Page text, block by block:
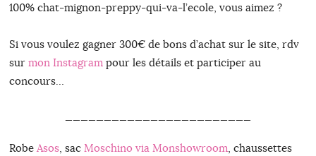
100% chat-mignon-preppy-qui-va-l’ecole, vous aimez ?
Si vous voulez gagner 300€ de bons d’achat sur le site, rdv
sur mon Instagrampour les détails et participer au
concours…
Robe Asos, sac Moschino via Monshowroom, chaussettes